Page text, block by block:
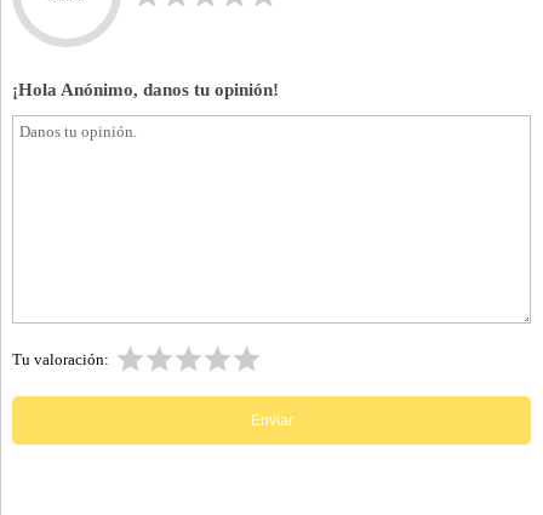
¡Hola Anónimo, danos tu opinión!
Tu valoración: